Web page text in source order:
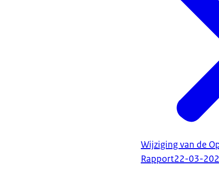
Wijziging van de
Rapport22-03-